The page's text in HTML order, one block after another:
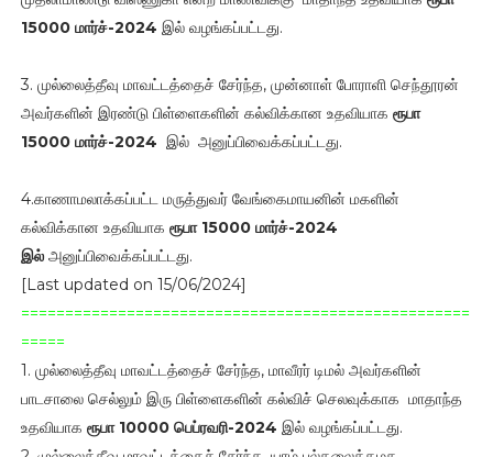
15000 மார்ச்-2024 இல் வழங்கப்பட்டது.
3. முல்லைத்தீவு மாவட்டத்தைச் சேர்ந்த, முன்னாள் போராளி செந்தூரன்
அவர்களின் இரண்டு பிள்ளைகளின் கல்விக்கான உதவியாக ரூபா
15000 மார்ச்-2024 இல் அனுப்பிவைக்கப்பட்டது.
4.காணாமலாக்கப்பட்ட மருத்துவர் வேங்கைமாயனின் மகளின்
கல்விக்கான உதவியாக ரூபா 15000 மார்ச்-2024
இல் அனுப்பிவைக்கப்பட்டது.
[Last updated on 15/06/2024]
===================================================
=====
1. முல்லைத்தீவு மாவட்டத்தைச் சேர்ந்த, மாவீரர் டிமல் அவர்களின்
பாடசாலை செல்லும் இரு பிள்ளைகளின் கல்விச் செலவுக்காக மாதாந்த
உதவியாக ரூபா 10000 பெப்ரவரி-2024 இல் வழங்கப்பட்டது.